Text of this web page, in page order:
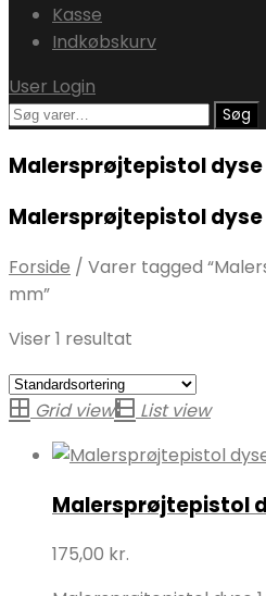
Kasse
Indkøbskurv
User Login
Søg
Søg
Malersprøjtepistol dyse
Malersprøjtepistol dyse
Forside / Varer tagged
mm”
Viser 1 resultat
Grid view List view
Malersprøjtepistol
175,00 kr.